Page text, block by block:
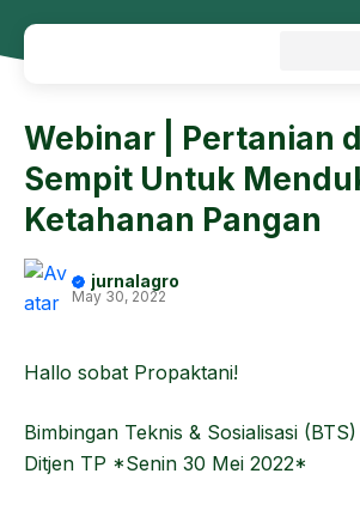
Webinar | Pertanian
Sempit Untuk
Ketahanan Pangan
jurnalagro
May 30, 2022
Hallo sobat Propaktani!
Bimbingan Teknis & Sosialisasi
Ditjen TP *Senin 30 Mei 2022*